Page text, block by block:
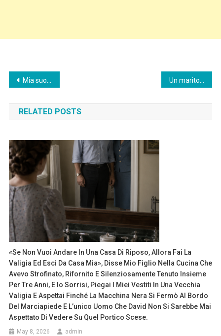
Post
navigation
Mia suocera e mio marito dicevano che la Festa della Mamma è solo per le mamme “più anziane”, ma la mia famiglia ha dimostrato loro il contrario.
RELATED POSTS
«Se Non Vuoi Andare In Una Casa Di Riposo, Allora Fai La
Valigia Ed Esci Da Casa Mia», Disse Mio Figlio Nella Cucina Che
Avevo Strofinato, Rifornito E Silenziosamente Tenuto Insieme
Per Tre Anni, E Io Sorrisi, Piegai I Miei Vestiti In Una Vecchia
Valigia E Aspettai Finché La Macchina Nera Si Fermò Al Bordo
Del Marciapiede E L’unico Uomo Che David Non Si Sarebbe Mai
Aspettato Di Vedere Su Quel Portico Scese.
May 8, 2026 admin